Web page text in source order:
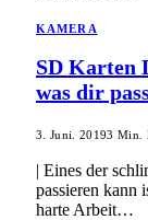
KAMERA
SD Karten
was dir
3. Juni. 20193 Min.
| Eines der
passieren kann
harte Arbeit…